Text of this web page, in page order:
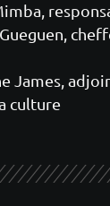
James,
culture